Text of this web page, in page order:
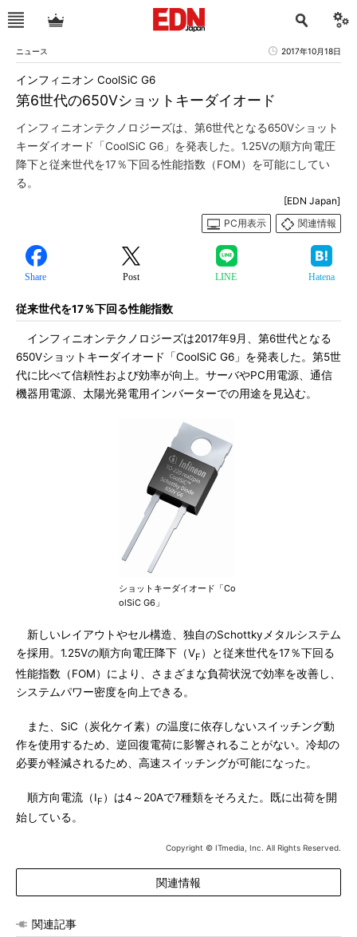
ニュース 2017年10月18日
第6世代の650Vショットキーダイオード
インフィニオン CoolSiC G6
インフィニオンテクノロジーズは、第6世代となる650Vショット
キーダイオード「CoolSiC G6」を発表した。1.25Vの順方向電圧
降下と従来世代を17％下回る性能指数（FOM）を可能にしてい
る。
[EDN Japan]
PC用表示
関連情報
Share Post LINE Hatena
従来世代を17％下回る性能指数
インフィニオンテクノロジーズは2017年9月、第6世代となる
650Vショットキーダイオード「CoolSiC G6」を発表した。第5世
代に比べて信頼性および効率が向上。サーバやPC用電源、通信
機器用電源、太陽光発電用インバーターでの用途を見込む。
ショットキーダイオード「Co
olSiC G6」
新しいレイアウトやセル構造、独自のSchottkyメタルシステム
を採用。1.25Vの順方向電圧降下（VF ）と従来世代を17％下回る
性能指数（FOM）により、さまざまな負荷状況で効率を改善し、
システムパワー密度を向上できる。
また、SiC（炭化ケイ素）の温度に依存しないスイッチング動
作を使用するため、逆回復電荷に影響されることがない。冷却の
必要が軽減されるため、高速スイッチングが可能になった。
順方向電流（IF ）は4～20Aで7種類をそろえた。既に出荷を開
始している。
Copyright © ITmedia, Inc. All Rights Reserved.
関連情報
関連記事